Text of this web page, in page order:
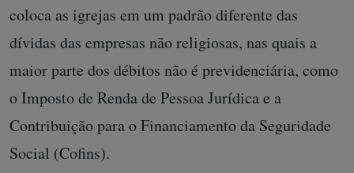
coloca as igrejas em um padrão diferente das
dívidas das empresas não religiosas, nas quais a
maior parte dos débitos não é previdenciária, como
o Imposto de Renda de Pessoa Jurídica e a
Contribuição para o Financiamento da Seguridade
Social (Cofins).